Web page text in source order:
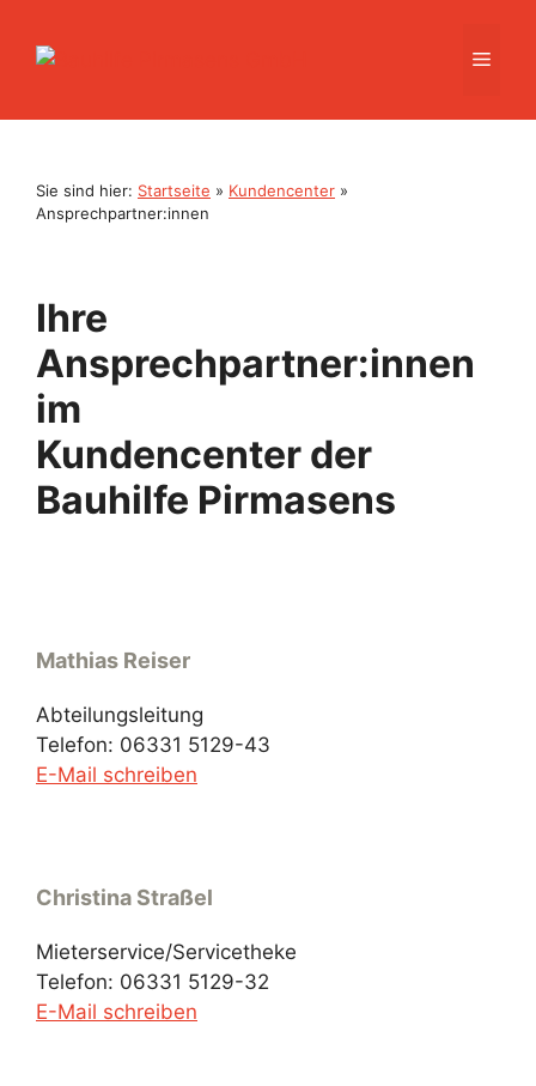
Inhalt
Sie sind hier: Startseite » Kundencenter »
Ansprechpartner:innen
Ihre
Ansprechpartner:innen
im
Kundencenter der
Bauhilfe Pirmasens
Mathias Reiser
Abteilungsleitung
Telefon: 06331 5129-43
E-Mail schreiben
Christina Straßel
Mieterservice/Servicetheke
Telefon: 06331 5129-32
E-Mail schreiben